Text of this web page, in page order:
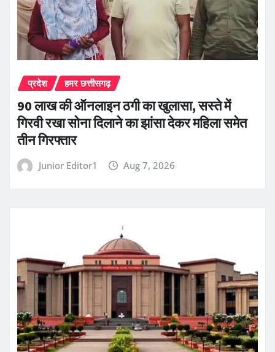
प्रदेश हमर छत्तीसगढ़
90 लाख की ऑनलाइन ठगी का खुलासा, सस्ते में
गिरवी रखा सोना दिलाने का झांसा देकर महिला समेत
तीन गिरफ्तार
Junior Editor1 Aug 7, 2026